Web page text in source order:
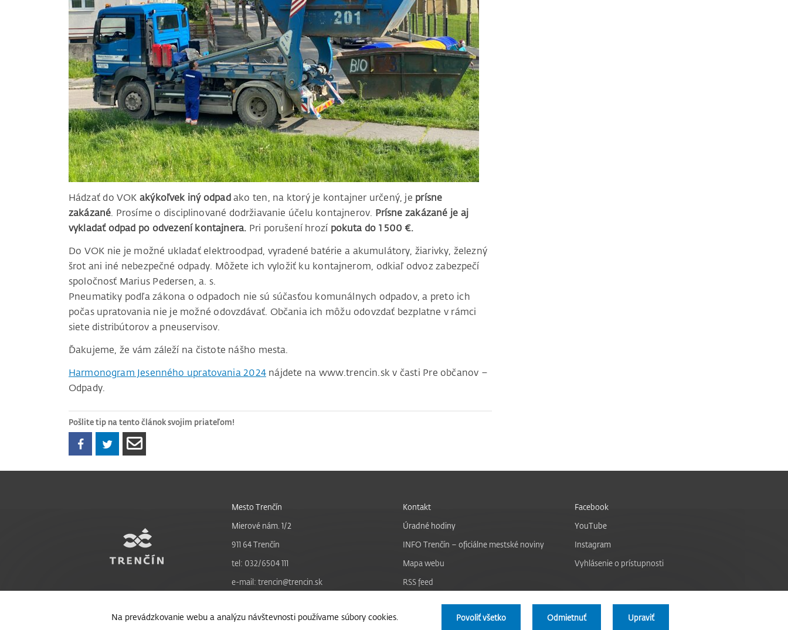
Hádzať do VOKakýkoľvek iný odpadako ten, na ktorý je kontajner určený, je prísne
zakázané. Prosíme o disciplinované dodržiavanie účelu kontajnerov. Prísne zakázané je aj
vykladať odpad po odvezení kontajnera. Pri porušení hrozí pokuta do 1 500 €.
Do VOK nie je možné ukladať elektroodpad, vyradené batérie a akumulátory, žiarivky, železný
šrot ani iné nebezpečné odpady. Môžete ich vyložiť ku kontajnerom, odkiaľ odvoz zabezpečí
spoločnosť Marius Pedersen, a. s.
Pneumatiky podľa zákona o odpadoch nie sú súčasťou komunálnych odpadov, a preto ich
počas upratovania nie je možné odovzdávať. Občania ich môžu odovzdať bezplatne v rámci
siete distribútorov a pneuservisov.
Ďakujeme, že vám záleží na čistote nášho mesta.
Harmonogram Jesenného upratovania 2024nájdete na www.trencin.sk v časti Pre občanov –
Odpady.
Pošlite tip na tento článok svojim priateľom!
Na prevádzkovanie webu a analýzu návštevnosti používame súbory cookies. Povoliť všetko Odmietnuť Upraviť
Mesto Trenčín
Mierové nám. 1/2
911 64 Trenčín
tel: 032/6504 111
e-mail: trencin@trencin.sk
Kontakt
Úradné hodiny
INFO Trenčín – oficiálne mestské noviny
Mapa webu
RSS feed
Facebook
YouTube
Instagram
Vyhlásenie o prístupnosti